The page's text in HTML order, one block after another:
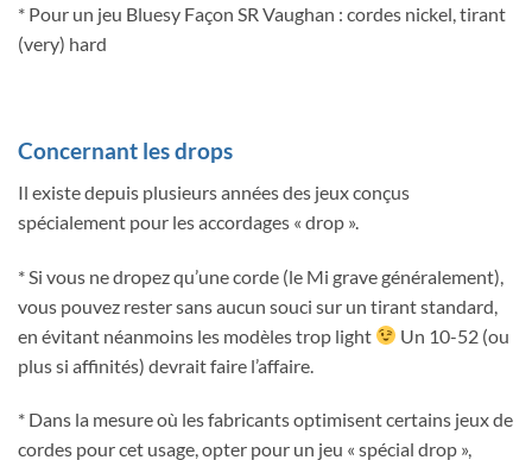
* Pour un jeu Bluesy Façon SR Vaughan : cordes nickel, tirant
(very) hard
Concernant les drops
Il existe depuis plusieurs années des jeux conçus
spécialement pour les accordages « drop ».
* Si vous ne dropez qu’une corde (le Mi grave généralement),
vous pouvez rester sans aucun souci sur un tirant standard,
en évitant néanmoins les modèles trop light
Un 10-52 (ou
plus si affinités) devrait faire l’affaire.
* Dans la mesure où les fabricants optimisent certains jeux de
cordes pour cet usage, opter pour un jeu « spécial drop »,